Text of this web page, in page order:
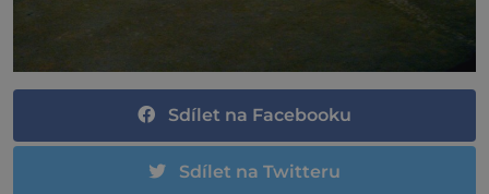
Sdílet na Facebooku
Sdílet na Twitteru